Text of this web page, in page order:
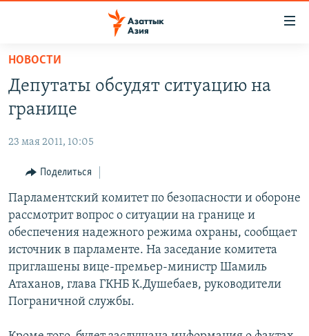
Вернуться
основному
содержанию
Вернутся
навигации
Вернутся
поиску
ЦЕНТРАЛЬНАЯ АЗИЯ
КАЗАХСТАН
УЗБЕКИСТАН
ТАДЖИКИСТАН
НОВОСТИ
ВОЙНА В УКРАИНЕ
НА ДРУГИХ ЯЗЫКАХ
ҚАЗАҚША
КЫРГЫЗЧА
ЎЗБЕКЧА
ТОҶИКӢ
TÜRKMENÇE
Все сайты РСЕ/РС
НОВОСТИ
Депутаты обсудят ситуацию на
границе
23 мая 2011, 10:05
Поделиться
Парламентский комитет по безопасности и обороне
рассмотрит вопрос о ситуации на границе и
обеспечения надежного режима охраны, сообщает
источник в парламенте. На заседание комитета
приглашены вице-премьер-министр Шамиль
Атаханов, глава ГКНБ К.Душебаев, руководители
Пограничной службы.